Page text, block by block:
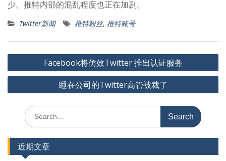
少。推特内部的混乱程度也正在加剧。
Twitter新闻 推特粉丝, 推特账号
文
章
Facebook将仿效Twitter 推出认证服务
睡在公司的Twitter高管被裁了
Search
for:
近期文章